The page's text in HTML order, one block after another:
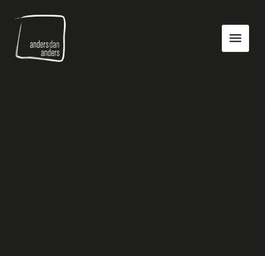
Anders
dan
Toon
navigatie